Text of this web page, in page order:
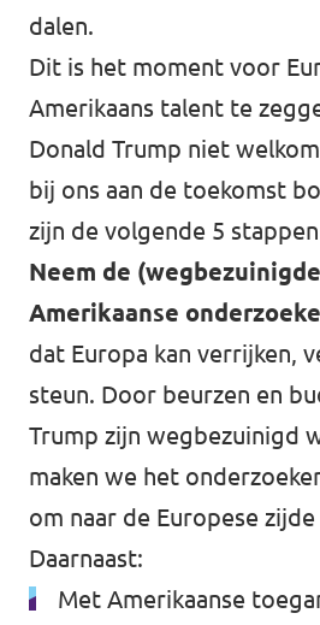
dalen.
Dit is het moment voor
Amerikaans talent te
Donald Trump niet
bij ons aan de toekomst
zijn de volgende 5
Neem de
Amerikaanse
dat Europa kan verrijken,
steun. Door beurzen en
Trump zijn wegbezuinigd
maken we het
om naar de Europese
Daarnaast:
Met Amerikaanse